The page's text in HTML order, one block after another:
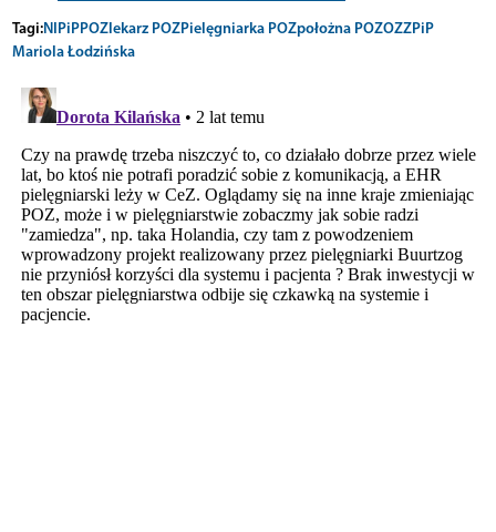
Tagi:NIPiPPOZlekarz POZPielęgniarka POZpołożna POZOZZPiP
Mariola Łodzińska